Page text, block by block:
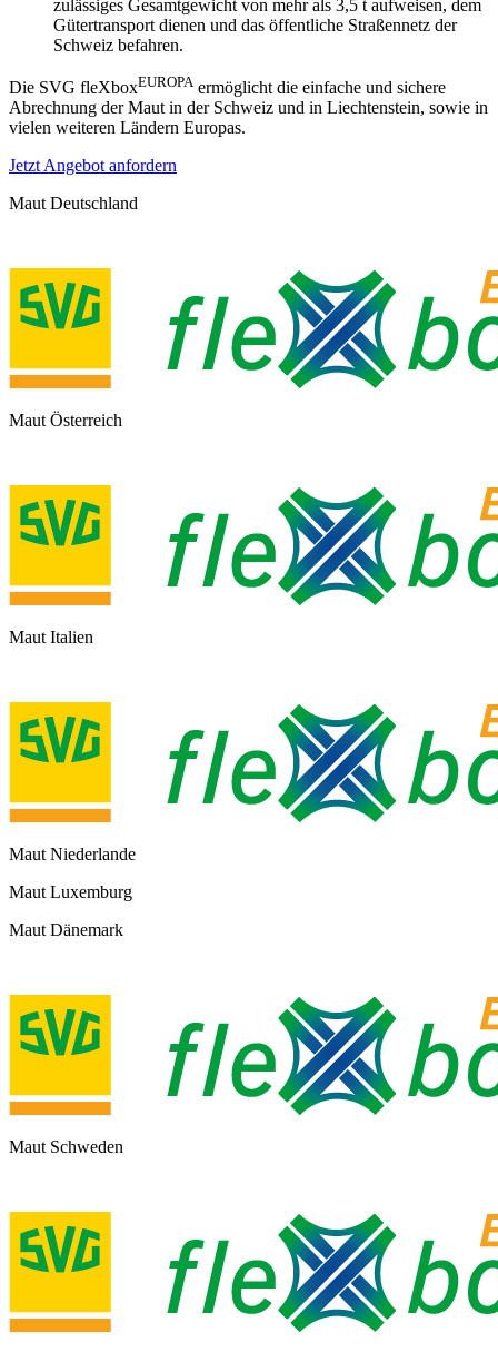
zulässiges Gesamtgewicht von mehr als 3,5 t aufweisen, dem
Gütertransport dienen und das öffentliche Straßennetz der
Schweiz befahren.
Die SVG fleXboxEUROPAermöglicht die einfache und sichere
Abrechnung der Maut in der Schweiz und in Liechtenstein, sowie in
vielen weiteren Ländern Europas.
Jetzt Angebot anfordern
Maut Deutschland
Maut Österreich
Maut Italien
Maut Niederlande
Maut Luxemburg
Maut Dänemark
Maut Schweden